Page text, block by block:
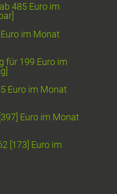
485 Euro im
im Monat
für 199 Euro im
Euro im Monat
Euro im Monat
[173] Euro im